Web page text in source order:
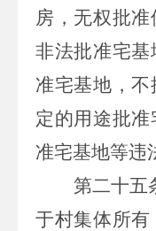
房，无权批
非法批准宅
准宅基地，
定的用途批
准宅基地等违
第二十五
于村集体所